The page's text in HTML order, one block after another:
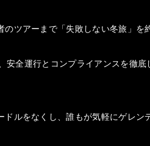
ツアーまで「失敗しない冬旅」を
全運行とコンプライアンスを徹底
ルをなくし、誰もが気軽にゲレ